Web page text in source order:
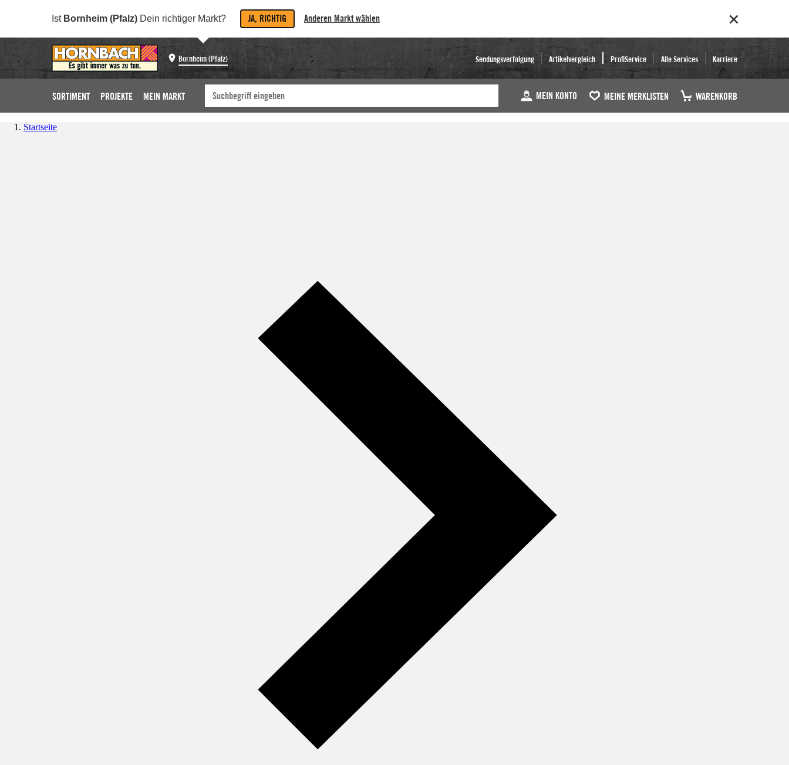
Ist Bornheim (Pfalz) Dein richtiger Markt? JA, RICHTIG Anderen Markt wählen
Bornheim (Pfalz) Sendungsverfolgung Artikelvergleich ProfiService Alle Services Karriere
SORTIMENT PROJEKTE MEIN MARKT MEIN KONTO MEINE MERKLISTEN WARENKORB
Startseite